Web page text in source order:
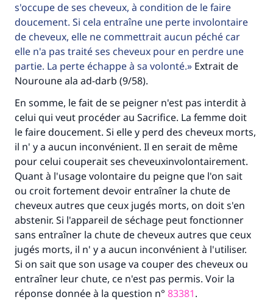
s'occupe de ses cheveux, à condition de le faire
doucement. Si cela entraîne une perte involontaire
de cheveux, elle ne commettrait aucun péché car
elle n'a pas traité ses cheveux pour en perdre une
partie. La perte échappe à sa volonté.
Extrait de
Nouroune ala ad-darb (9/58).
En somme, le fait de se peigner n'est pas interdit à
celui qui veut procéder au Sacrifice. La femme doit
le faire doucement. Si elle y perd des cheveux morts,
il n' y a aucun inconvénient. Il en serait de même
pour celui couperait ses cheveuxinvolontairement.
Quant à l'usage volontaire du peigne que l'on sait
ou croit fortement devoir entraîner la chute de
cheveux autres que ceux jugés morts, on doit s'en
abstenir. Si l'appareil de séchage peut fonctionner
sans entraîner la chute de cheveux autres que ceux
jugés morts, il n' y a aucun inconvénient à l'utiliser.
Si on sait que son usage va couper des cheveux ou
entraîner leur chute, ce n'est pas permis. Voir la
réponse donnée à la question n° 83381.